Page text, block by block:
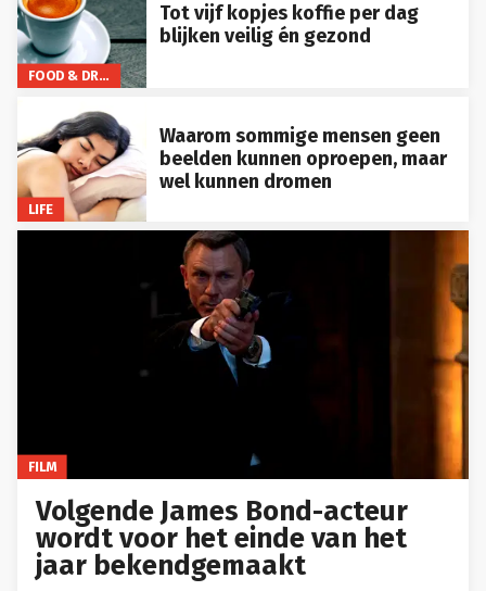
FOOD & DRINKS
Tot vijf kopjes koffie per dag
blijken veilig én gezond
LIFE
Waarom sommige mensen geen
beelden kunnen oproepen, maar
wel kunnen dromen
FILM
Volgende James Bond-acteur
wordt voor het einde van het
jaar bekendgemaakt